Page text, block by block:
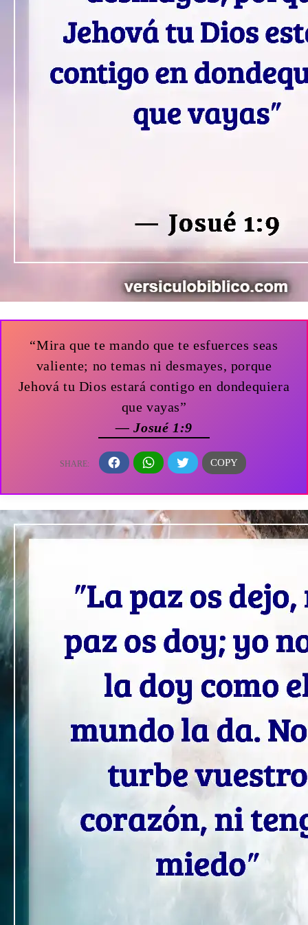
“Mira que te mando que te esfuerces seas
valiente; no temas ni desmayes, porque
Jehová tu Dios estará contigo en dondequiera
que vayas”
— Josué 1:9